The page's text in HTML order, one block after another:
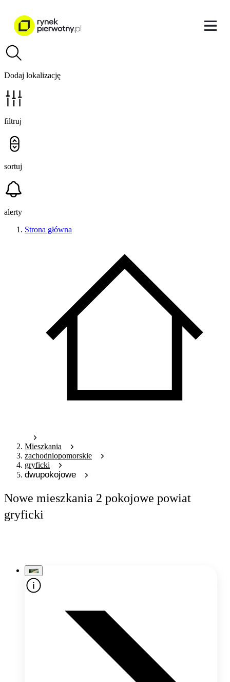
Dodaj lokalizację
filtruj
sortuj
alerty
Strona główna
Mieszkania
zachodniopomorskie
gryficki
dwupokojowe
Nowe mieszkania 2 pokojowe powiat
gryficki